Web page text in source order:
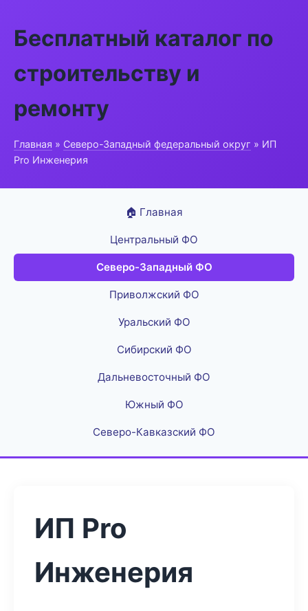
Бесплатный каталог по
строительству и
ремонту
Главная » Северо-Западный федеральный округ » ИП
Pro Инженерия
🏠 Главная
Центральный ФО
Северо-Западный ФО
Приволжский ФО
Уральский ФО
Сибирский ФО
Дальневосточный ФО
Южный ФО
Северо-Кавказский ФО
ИП Pro
Инженерия